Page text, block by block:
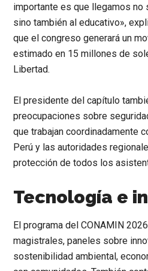
importante es que llegamos no
sino también al educativo»,
que el congreso generará un
estimado en 15 millones de
Libertad.
El presidente del capítulo
preocupaciones sobre
que trabajan coordinadamente
Perú y las autoridades
protección de todos los
Tecnología e
El programa del CONAMIN
magistrales, paneles sobre
sostenibilidad ambiental,